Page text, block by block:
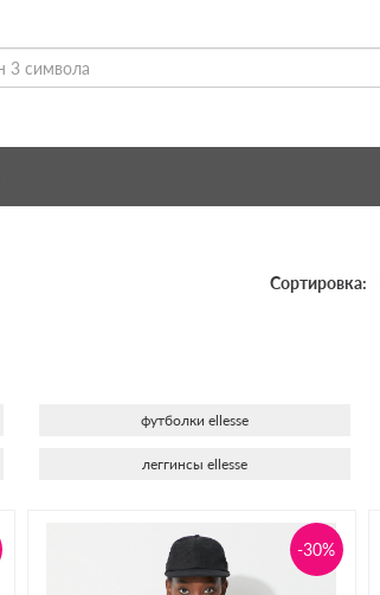
Сортировка:
футболки ellesse
леггинсы ellesse
-30%